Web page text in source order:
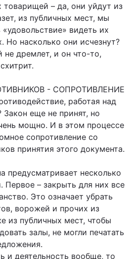
товарищей – да, они уйдут из
из публичных мест, мы
видеть их
Но насколько они исчезнут?
не дремлет, и он что-то,
- СОПРОТИВЛЕНИЕ
работая над
еще не принят, но
мощно. И в этом процессе
сопротивление со
принятия этого документа.
предусматривает несколько
Первое – закрыть для них все
Это означает убрать
ворожей и прочих из
из публичных мест, чтобы
залы, не могли печатать
и деятельность вообще, то